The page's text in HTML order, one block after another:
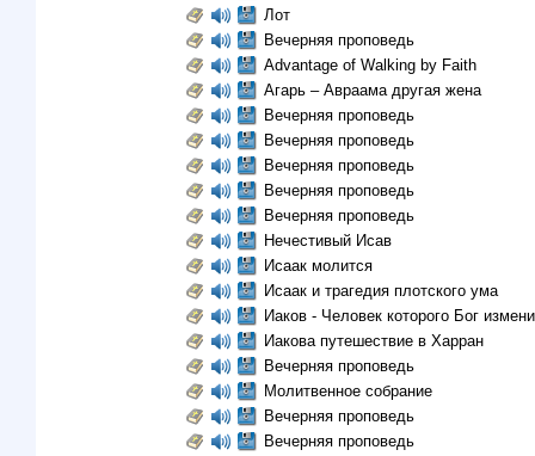
Лот
Вечерняя проповедь
Advantage of Walking by Faith
Агарь – Авраама другая жена
Вечерняя проповедь
Вечерняя проповедь
Вечерняя проповедь
Вечерняя проповедь
Вечерняя проповедь
Нечестивый Исав
Исаак молится
Исаак и трагедия плотского ума
Иаков - Человек которого Бог
Иакова путешествие в Харран
Вечерняя проповедь
Молитвенное собрание
Вечерняя проповедь
Вечерняя проповедь